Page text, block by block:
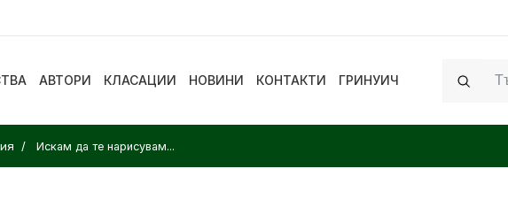
АВТОРИ КЛАСАЦИИ НОВИНИ КОНТАКТИ ГРИНУИЧ
Search
Искам да те нарисувам...